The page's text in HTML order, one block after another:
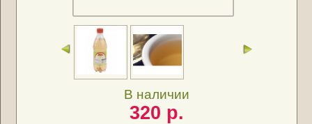
В наличии
320 р.